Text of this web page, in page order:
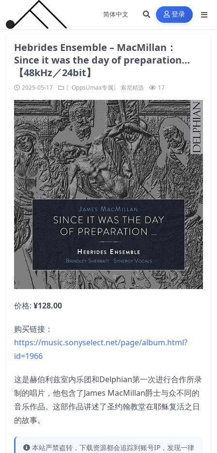
登录
Hebrides Ensemble – MacMillan：
Since it was the day of preparation…
【48kHz／24bit】
2025-05-17 〖OppsUmax专属〗 索尼精选 17
价格: ¥128.00
购买链接：
https://music.sonyselect.net/page/album.html?
id=1966
这是赫伯利兹室内乐团和Delphian第一次进行合作所录
制的唱片，他包含了James MacMillan爵士与众不同的
音乐作品。这部作品讲述了圣约翰教堂在耶稣复活之日
的故事。
本站严禁盗转，下载资源都会追踪到账号IP，发现一律